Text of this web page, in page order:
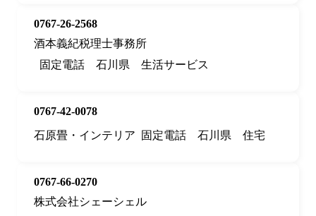
0767-26-2568
酒本義紀税理士事務所
固定電話
石川県 生活サービス
0767-42-0078
石原畳・インテリア
固定電話 石川県 住宅
0767-66-0270
株式会社シェーシェル